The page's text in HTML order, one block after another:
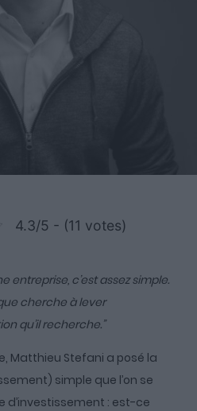
l’investissement en private
4.3/5 - (11 votes)
entreprise, c’est assez simple.
cherche à lever
qu’il recherche.”
Matthieu Stefani a posé la
simple que l’on se
d’investissement : est-ce